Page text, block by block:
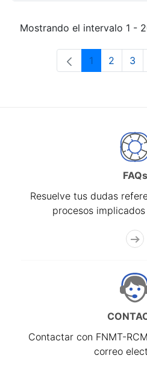
Mostrando el intervalo 1 -
Página
1 Página
2 3
FAQs
Resuelve tus dudas
procesos
Contactar con FNMT-
correo